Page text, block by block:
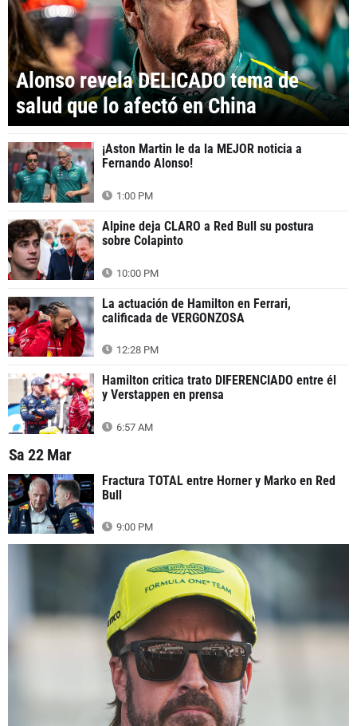
Alonso revela DELICADO tema de
salud que lo afectó en China
¡Aston Martin le da la MEJOR noticia a
Fernando Alonso!
1:00 PM
Alpine deja CLARO a Red Bull su postura
sobre Colapinto
10:00 PM
La actuación de Hamilton en Ferrari,
calificada de VERGONZOSA
12:28 PM
Hamilton critica trato DIFERENCIADO entre él
y Verstappen en prensa
6:57 AM
Sa 22 Mar
Fractura TOTAL entre Horner y Marko en Red
Bull
9:00 PM